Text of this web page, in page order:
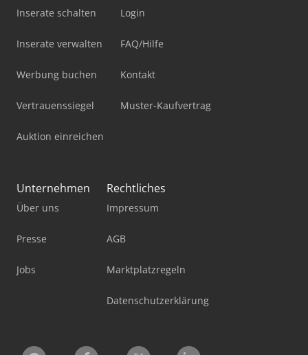
Inserate schalten
Inserate verwalten
Werbung buchen
Vertrauenssiegel
Auktion einreichen
Login
FAQ/Hilfe
Kontakt
Muster-Kaufvertrag
Unternehmen
Über uns
Presse
Jobs
Rechtliches
Impressum
AGB
Marktplatzregeln
Datenschutzerklärung